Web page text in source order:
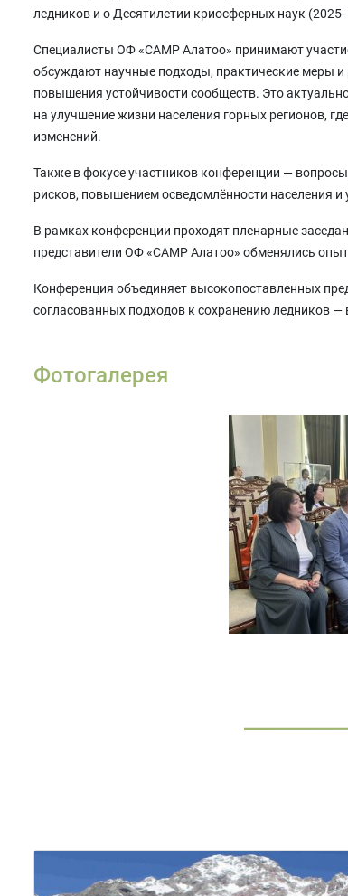
ледников и о Десятилетии криосферных наук
Специалисты ОФ «САМР Алатоо» принимают
обсуждают научные подходы, практические меры
повышения устойчивости сообществ. Это
на улучшение жизни населения горных регионов,
изменений.
Также в фокусе участников конференции —
рисков, повышением осведомлённости населения
В рамках конференции проходят пленарные
представители ОФ «САМР Алатоо» обменялись
Конференция объединяет высокопоставленных
согласованных подходов к сохранению ледников
Фотогалерея